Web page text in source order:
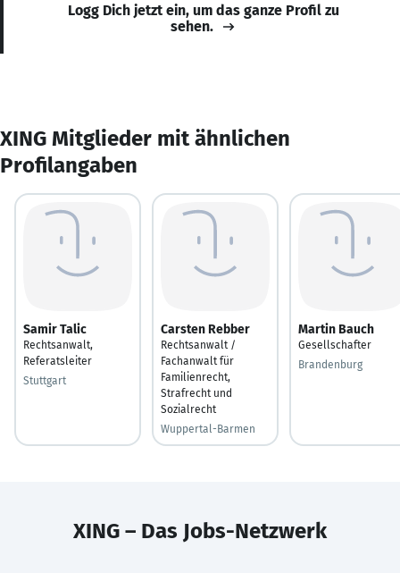
Logg Dich jetzt ein, um das ganze Profil zu
sehen.
XING Mitglieder mit ähnlichen
Profilangaben
Samir Talic
Rechtsanwalt,
Referatsleiter
Stuttgart
Carsten Rebber
Rechtsanwalt /
Fachanwalt für
Familienrecht,
Strafrecht und
Sozialrecht
Wuppertal-Barmen
Martin Bauch
Gesellschafter
Brandenburg
XING – Das Jobs-Netzwerk